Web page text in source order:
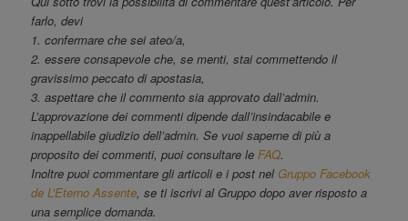
farlo, devi
1. confermare che sei ateo/a,
2. essere consapevole che, se menti, stai commettendo il
gravissimo peccato di apostasia,
3. aspettare che il commento sia approvato dall’admin.
L’approvazione dei commenti dipende dall’insindacabile e
inappellabile giudizio dell’admin. Se vuoi saperne di più a
proposito dei commenti, puoi consultare le FAQ.
Inoltre puoi commentare gli articoli e i post nel Gruppo Facebook
de L’Eterno Assente, se ti iscrivi al Gruppo dopo aver risposto a
una semplice domanda.